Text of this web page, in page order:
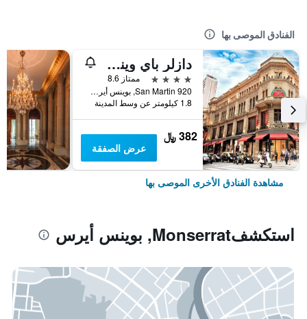
الفنادق الموصى بها
دازلر باي ويندام بوينوس أيريس سان مارتين
4 نجوم
ممتاز 8.6
San Martin 920, بوينس أيرس, Capital Federal District, الأرجنتين
1.8 كيلومتر عن وسط المدينة
382 ﷼
عرض الصفقة
مشاهدة الفنادق الأخرى الموصى بها
استكشفMonserrat, بوينس أيرس